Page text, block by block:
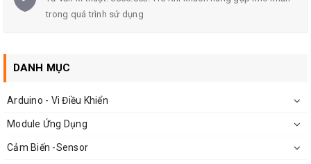
trong quá trình sử dụng
DANH MỤC
Arduino - Vi Điều Khiển
Module Ứng Dụng
Cảm Biến -Sensor